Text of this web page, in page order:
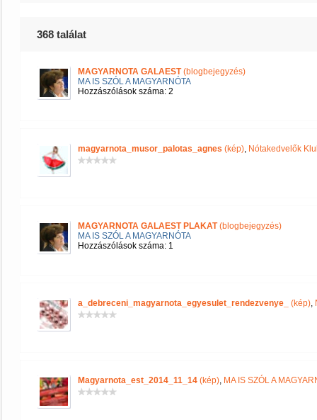
368 találat
MAGYARNOTA GALAEST(blogbejegyzés)
MA IS SZÓL A MAGYARNÓTA
Hozzászólások száma: 2
magyarnota_musor_palotas_agnes (kép), Nótakedvelők
MAGYARNOTA GALAEST PLAKAT(blogbejegyzés)
MA IS SZÓL A MAGYARNÓTA
Hozzászólások száma: 1
a_debreceni_magyarnota_egyesulet_rendezvenye_ (kép),
Magyarnota_est_2014_11_14 (kép), MA IS SZÓL A